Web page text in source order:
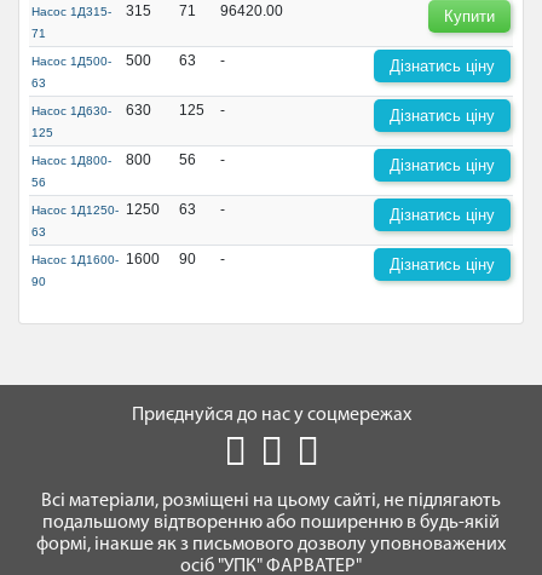
Насос 1Д315-
71
315 71 96420.00 Купити
Насос 1Д500-
63
500 63 - Дізнатись ціну
Насос 1Д630-
125
630 125 - Дізнатись ціну
Насос 1Д800-
56
800 56 - Дізнатись ціну
Насос 1Д1250-
63
1250 63 - Дізнатись ціну
Насос 1Д1600-
90
1600 90 - Дізнатись ціну
Приєднуйся до нас у соцмережах
Всі матеріали, розміщені на цьому сайті, не підлягають
подальшому відтворенню або поширенню в будь-якій
формі, інакше як з письмового дозволу уповноважених
осіб "УПК" ФАРВАТЕР"